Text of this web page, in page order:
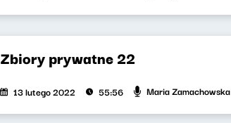
Zbiory prywatne 22
13 lutego 2022 55:56 Maria Zamachowska